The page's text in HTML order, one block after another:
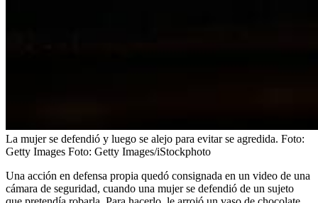
La mujer se defendió y luego se alejo para evitar se agredida. Foto:
Getty Images Foto: Getty Images/iStockphoto
Una acción en defensa propia quedó consignada en un video de una
cámara de seguridad, cuando una mujer se defendió de un sujeto